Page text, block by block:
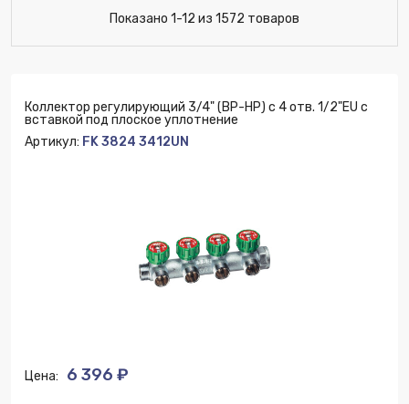
Показано 1-12 из 1572 товаров
Коллектор регулирующий 3/4" (ВР-НР) с 4 отв. 1/2"EU с
вставкой под плоское уплотнение
Артикул: FK 3824 3412UN
Цена: 6 396 ₽